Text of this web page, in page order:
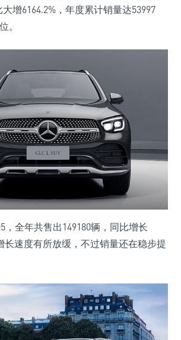
增6164.2%，年度累计销量达53997
。
，全年共售出149180辆，同比增长
长速度有所放缓，不过销量还在稳步提